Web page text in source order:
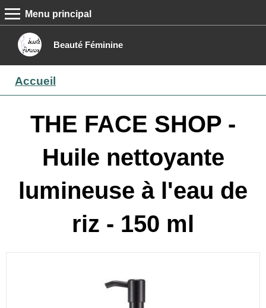
Beauté Féminine
MENU PRINCIPAL
Menu principal
Boutique
Contact
Accueil
THE FACE SHOP -
Huile nettoyante
lumineuse à l'eau de
riz - 150 ml